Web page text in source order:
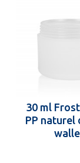
30 ml
PP naturel